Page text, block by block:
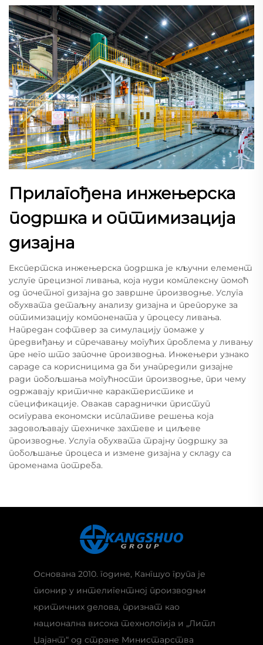
Прилагођена инжењерска
подршка и оптимизација
дизајна
Експертска инжењерска подршка је кључни елемент
услуге прецизног ливања, која нуди комплексну помоћ
од почетног дизајна до завршне производње. Услуга
обухвата детаљну анализу дизајна и препоруке за
оптимизацију компонената у процесу ливања.
Напредан софтвер за симулацију помаже у
предвиђању и спречавању могућих проблема у ливању
пре него што започне производња. Инжењери узнако
сараде са корисницима да би унапредили дизајне
ради побољшања могућности производње, при чему
одржавају критичне карактеристике и
спецификације. Овакав сараднички приступ
осигурава економски исплативе решења која
задовољавају техничке захтеве и циљеве
производње. Услуга обухвата трајну подршку за
побољшање процеса и измене дизајна у складу са
променама потреба.
Основана 2010. године, Кангшуо група је
пионир у интелигентној производњи
критичних делова, признат као
национална висока технологија и „Литл
Џајант“ од стране Министарства